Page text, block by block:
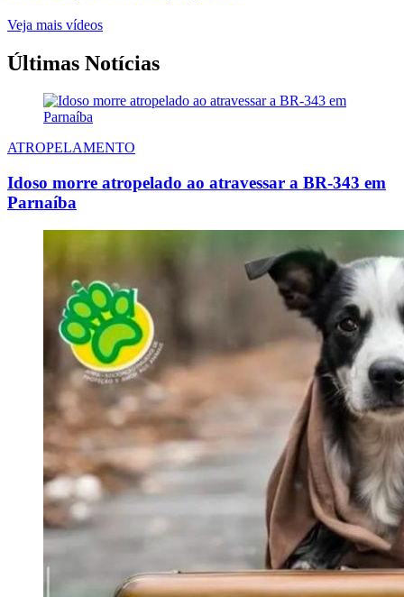
Veja mais vídeos
Últimas Notícias
ATROPELAMENTO
Idoso morre atropelado ao atravessar a BR-343 em
Parnaíba